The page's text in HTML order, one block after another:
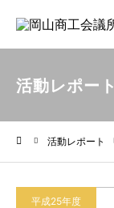
活動レポート
活動レポート
平成25年度